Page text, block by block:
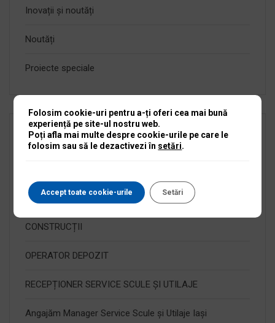
Inovații și noutăți
Noutăți
Proiecte speciale
Articole recente
TEHNICIAN SERVICE MOTOARE TERMICE 2 SI 4 TIMPI
CONSTRUCȚII
OPERATOR DEPOZIT
RECEPȚIONER SERVICE SCULE ȘI UTILAJE
Angajăm Manager Service Scule și Utilaje Iași
Folosim cookie-uri pentru a-ți oferi cea mai bună
experiență pe site-ul nostru web.
Poți afla mai multe despre cookie-urile pe care le
folosim sau să le dezactivezi în setări.
Accept toate cookie-urile Setări